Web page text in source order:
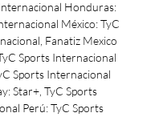
Honduras:
México: TyC
Fanatiz Mexico
Sports Internacional
Sports Internacional
Star+, TyC Sports
Perú: TyC Sports